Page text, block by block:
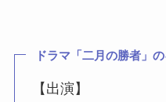
ドラマ「二月の勝者」の
【出演】